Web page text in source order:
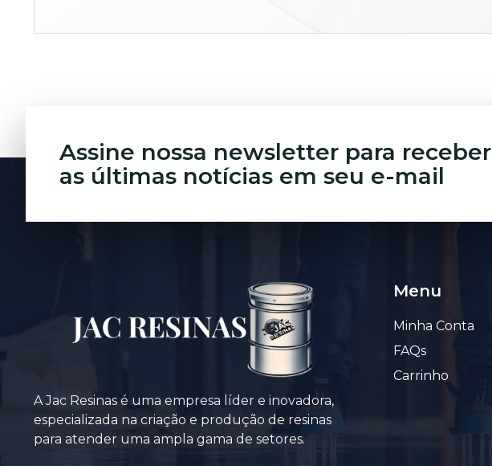
Assine nossa newsletter para receber
as últimas notícias em seu e-mail
A Jac Resinas é uma empresa líder e inovadora,
especializada na criação e produção de resinas
para atender uma ampla gama de setores.
Menu
Minha Conta
FAQs
Carrinho